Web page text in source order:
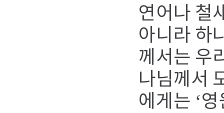
연어나 철
아니라 하
께서는 우
나님께서
에게는 ‘